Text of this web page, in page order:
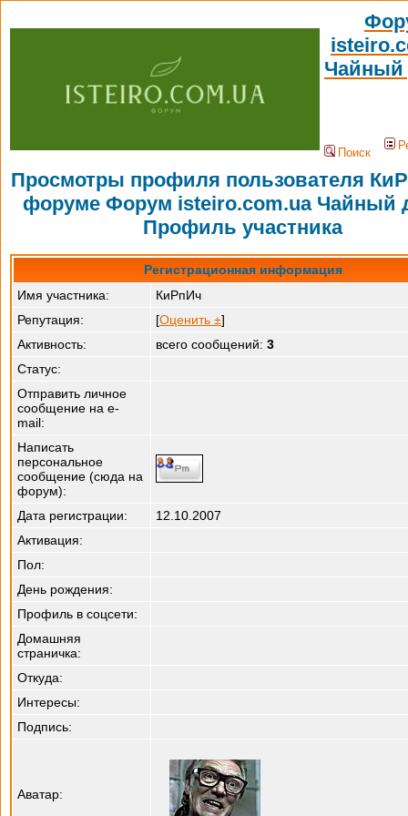
Чайный
Поиск
Просмотры профиля пользователя
форуме Форум isteiro.com.ua Чайный
Профиль участника
Регистрационная информация
Имя участника:
КиРпИч
Репутация:
[Оценить ±]
Активность:
всего сообщений: 3
Статус:
Отправить личное
сообщение на e-
mail:
Написать
персональное
сообщение (сюда на
форум):
Дата регистрации:
12.10.2007
Активация:
Пол:
День рождения:
Профиль в соцсети:
Домашняя
страничка:
Откуда:
Интересы:
Подпись:
Аватар: